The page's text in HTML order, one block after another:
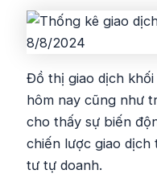
Đồ thị giao dịch
hôm nay cũng như
cho thấy sự biến
chiến lược giao
tư tự doanh.